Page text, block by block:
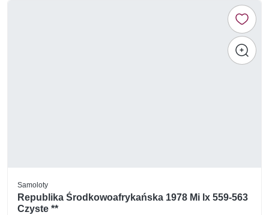
Samoloty
Republika Środkowoafrykańska 1978 Mi lx 559-563
Czyste **